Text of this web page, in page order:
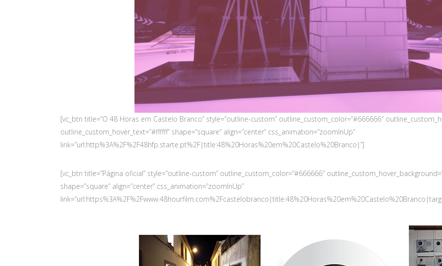
[vc_btn title=”O 48 Horas em Castelo Branco” style=”outline-custom” outline_custom_color=”#666666″
outline_custom_hover_text=”#ffffff” shape=”square” align=”center” css_animation=”zoomInUp”
link=”url:http%3A%2F%2F48hfp.starte.pt%2F|title:48%20Horas%20em%20Castelo%20Branco|”]
[vc_btn title=”Página oficial” style=”outline-custom” outline_custom_color=”#666666″
shape=”square” align=”center” css_animation=”zoomInUp”